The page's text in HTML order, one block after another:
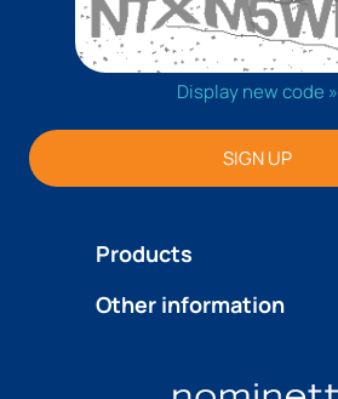
Products
Display new code »
SIGN UP
Other information